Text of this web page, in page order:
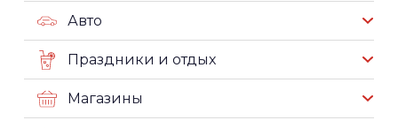
Авто
Праздники и отдых
Магазины